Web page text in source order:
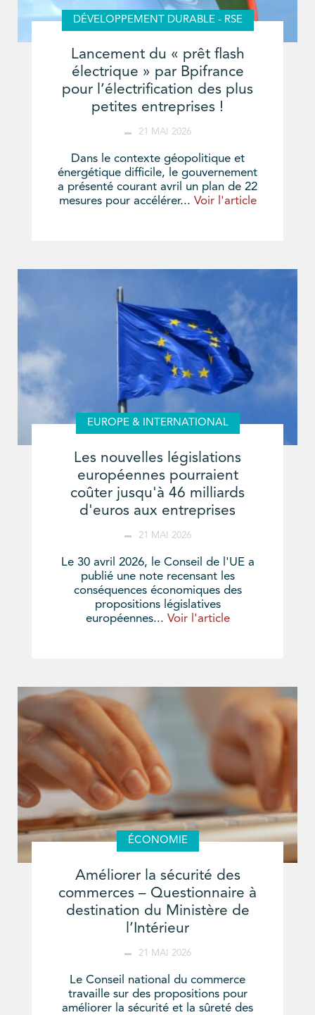
DÉVELOPPEMENT DURABLE - RSE
Lancement du « prêt flash
électrique » par Bpifrance
pour l’électrification des plus
petites entreprises !
21 MAI 2026
Dans le contexte géopolitique et
énergétique difficile, le gouvernement
a présenté courant avril un plan de 22
mesures pour accélérer... Voir l'article
EUROPE & INTERNATIONAL
Les nouvelles législations
européennes pourraient
coûter jusqu'à 46 milliards
d'euros aux entreprises
21 MAI 2026
Le 30 avril 2026, le Conseil de l'UE a
publié une note recensant les
conséquences économiques des
propositions législatives
européennes... Voir l'article
ÉCONOMIE
Améliorer la sécurité des
commerces – Questionnaire à
destination du Ministère de
l’Intérieur
21 MAI 2026
Le Conseil national du commerce
travaille sur des propositions pour
améliorer la sécurité et la sûreté des